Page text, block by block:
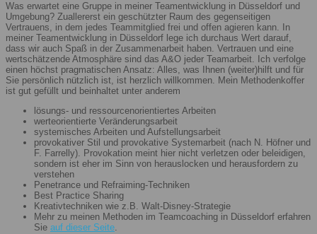
Was erwartet eine Gruppe in meiner Teamentwicklung in Düsseldorf und
Umgebung? Zuallererst ein geschützter Raum des gegenseitigen
Vertrauens, in dem jedes Teammitglied frei und offen agieren kann. In
meiner Teamentwicklung in Düsseldorf lege ich durchaus Wert darauf,
dass wir auch Spaß in der Zusammenarbeit haben. Vertrauen und eine
wertschätzende Atmosphäre sind das A&O jeder Teamarbeit. Ich verfolge
einen höchst pragmatischen Ansatz: Alles, was Ihnen (weiter)hilft und für
Sie persönlich nützlich ist, ist herzlich willkommen. Mein Methodenkoffer
ist gut gefüllt und beinhaltet unter anderem
lösungs- und ressourcenorientiertes Arbeiten
werteorientierte Veränderungsarbeit
systemisches Arbeiten und Aufstellungsarbeit
provokativer Stil und provokative Systemarbeit (nach N. Höfner und
F. Farrelly). Provokation meint hier nicht verletzen oder beleidigen,
sondern ist eher im Sinn von herauslocken und herausfordern zu
verstehen
Penetrance und Refraiming-Techniken
Best Practice Sharing
Kreativtechniken wie z.B. Walt-Disney-Strategie
Mehr zu meinen Methoden im Teamcoaching in Düsseldorf erfahren
Sie auf dieser Seite.